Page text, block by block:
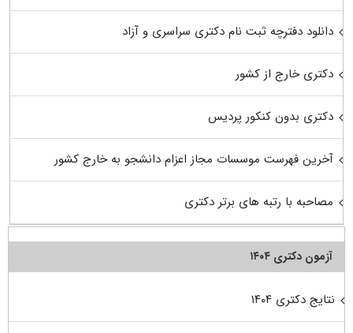
دانلود دفترچه ثبت نام دکتری سراسری و آزاد
دکتری خارج از کشور
دکتری بدون کنکور پردیس
آخرین فهرست موسسات مجاز اعزام دانشجو به خارج کشور
مصاحبه با رتبه های برتر دکتری
آزمون دکتری ۱۴۰۴
نتایج دکتری ۱۴۰۴